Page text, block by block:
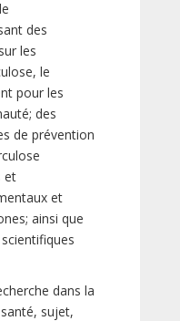
des
les
le
pour les
des
de prévention
et
et
ainsi que
dans la
sujet,